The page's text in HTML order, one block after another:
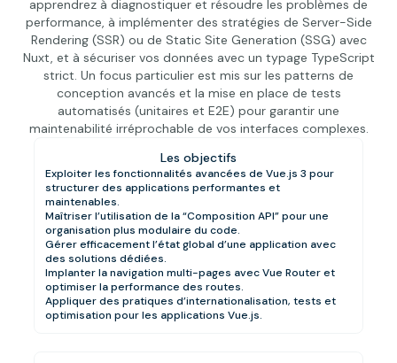
apprendrez à diagnostiquer et résoudre les problèmes de
performance, à implémenter des stratégies de Server-Side
Rendering (SSR) ou de Static Site Generation (SSG) avec
Nuxt, et à sécuriser vos données avec un typage TypeScript
strict. Un focus particulier est mis sur les patterns de
conception avancés et la mise en place de tests
automatisés (unitaires et E2E) pour garantir une
maintenabilité irréprochable de vos interfaces complexes.
Les objectifs
Exploiter les fonctionnalités avancées de Vue.js 3 pour
structurer des applications performantes et
maintenables.
Maîtriser l’utilisation de la “Composition API” pour une
organisation plus modulaire du code.
Gérer efficacement l’état global d’une application avec
des solutions dédiées.
Implanter la navigation multi-pages avec Vue Router et
optimiser la performance des routes.
Appliquer des pratiques d’internationalisation, tests et
optimisation pour les applications Vue.js.